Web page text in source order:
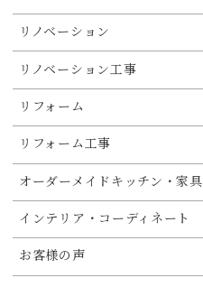
リノベーション
リノベーション工事
リフォーム
リフォーム工事
オーダーメイドキッチン・家具
インテリア・コーディネート
お客様の声